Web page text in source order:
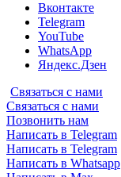
Вконтакте
Telegram
YouTube
WhatsApp
Яндекс.Дзен
Связаться с нами
Связаться с нами
Позвонить нам
Написать в Telegram
Написать в Telegram
Написать в Whatsapp